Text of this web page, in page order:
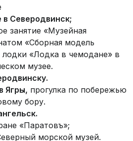
в Северодвинск;
занятие «Музейная
«Сборная модель
«Лодка в чемодане» в
музее.
Ягры, прогулка по побережью
бору.
«Паратовъ»;
морской музей.